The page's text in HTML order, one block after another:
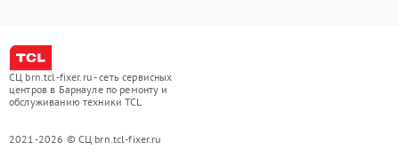
СЦ brn.tcl-fixer.ru - сеть сервисных
центров в Барнауле по ремонту и
обслуживанию техники TCL
2021-2026 © СЦ brn.tcl-fixer.ru